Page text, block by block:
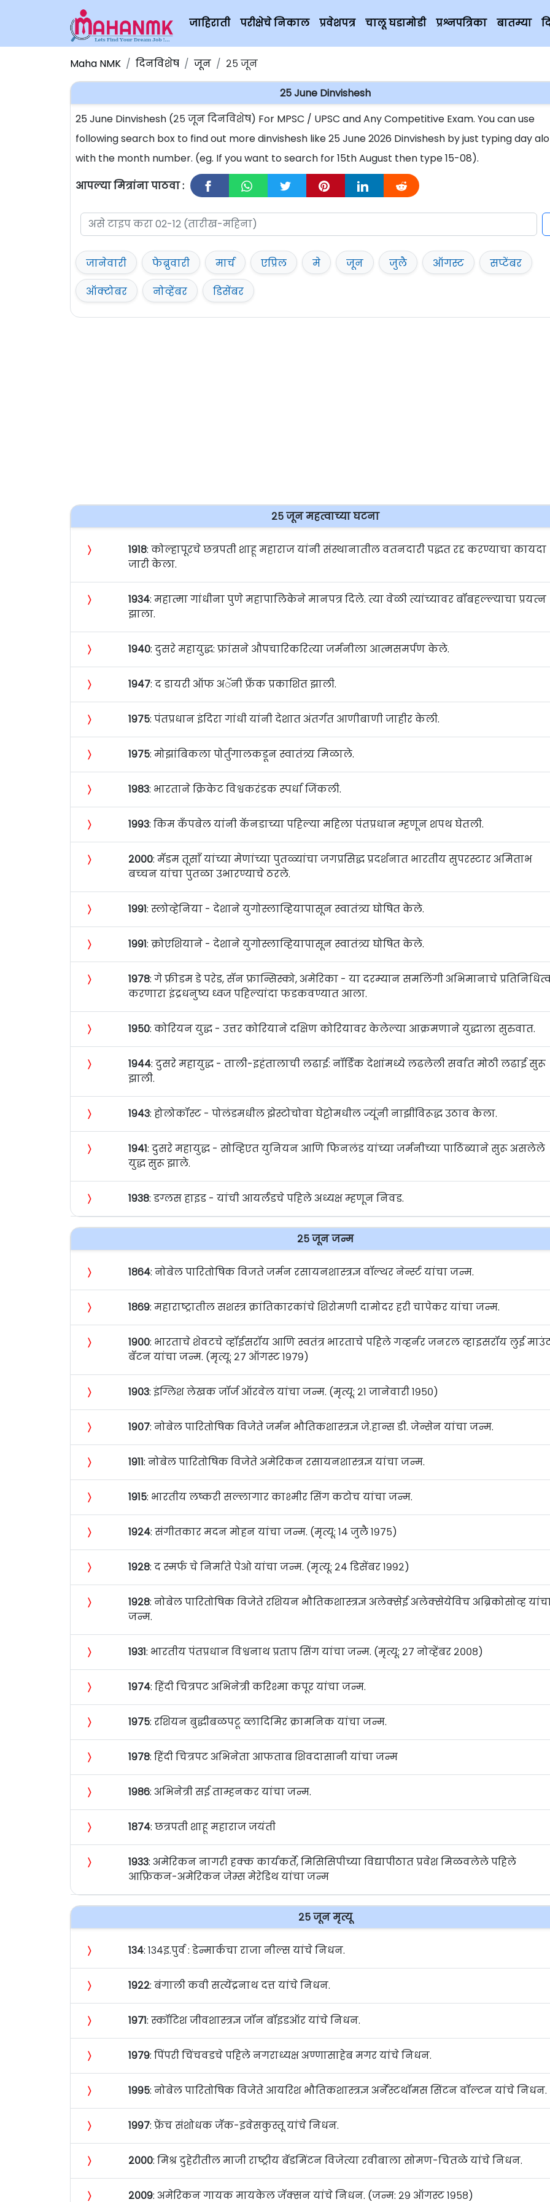
जाहिराती परीक्षेचे निकाल प्रवेशपत्र चालू घडामोडी प्रश्नपत्रिका बातम्या
Maha NMK दिनविशेष जून २५ जून
25 June Dinvishesh
25 June Dinvishesh (२५ जून दिनविशेष) For MPSC / UPSC and Any Competitive Exam. You can use
following search box to find out more dinvishesh like 25 June 2026 Dinvishesh by just typing day
with the month number. (eg. If you want to search for 15th August then type 15-08).
आपल्या मित्रांना पाठवा :
जानेवारी फेब्रुवारी मार्च एप्रिल मे जून जुलै ऑगस्ट
सप्टेंबर
ऑक्टोबर
नोव्हेंबर डिसेंबर
२५ जून महत्वाच्या घटना
〉 १९१८: कोल्हापूरचे छत्रपती शाहू महाराज यांनी संस्थानातील वतनदारी पद्धत रद्द करण्याचा कायदा
जारी केला.
〉 १९३४: महात्मा गांधीना पुणे महापालिकेने मानपत्र दिले. त्या वेळी त्यांच्यावर बॉबहल्ल्याचा प्रयत्‍न
झाला.
〉 १९४०: दुसरे महायुद्ध: फ्रांसने औपचारिकरित्या जर्मनीला आत्मसमर्पण केले.
〉 १९४७: द डायरी ऑफ अॅनी फ्रँक प्रकाशित झाली.
〉 १९७५: पंतप्रधान इंदिरा गांधी यांनी देशात अंतर्गत आणीबाणी जाहीर केली.
〉 १९७५: मोझांबिकला पोर्तुगालकडून स्वातंत्र्य मिळाले.
〉 १९८३: भारताने क्रिकेट विश्वकरंडक स्पर्धा जिंकली.
〉 १९९३: किम कॅंपबेल यांनी कॅनडाच्या पहिल्या महिला पंतप्रधान म्हणून शपथ घेतली.
〉 २०००: मॅडम तूसाँ यांच्या मेणांच्या पुतळ्यांचा जगप्रसिद्ध प्रदर्शनात भारतीय सुपरस्टार अमिताभ
बच्‍चन यांचा पुतळा उभारण्याचे ठरले.
〉 १९९१: स्लोव्हेनिया - देशाने युगोस्लाव्हियापासून स्वातंत्र्य घोषित केले.
〉 १९९१: क्रोएशियाने - देशाने युगोस्लाव्हियापासून स्वातंत्र्य घोषित केले.
〉 १९७८: गे फ्रीडम डे परेड, सॅन फ्रान्सिस्को, अमेरिका - या दरम्यान समलिंगी अभिमानाचे
करणारा इंद्रधनुष्य ध्वज पहिल्यांदा फडकवण्यात आला.
〉 १९५०: कोरियन युद्ध - उत्तर कोरियाने दक्षिण कोरियावर केलेल्या आक्रमणाने युद्धाला सुरुवात.
〉 १९४४: दुसरे महायुद्ध - ताली-इहंतालाची लढाई: नॉर्डिक देशांमध्ये लढलेली सर्वात मोठी लढाई सुरू
झाली.
〉 १९४३: होलोकॉस्ट - पोलंडमधील झेस्टोचोवा घेट्टोमधील ज्यूंनी नाझींविरूद्ध उठाव केला.
〉 १९४१: दुसरे महायुद्ध - सोव्हिएत युनियन आणि फिनलंड यांच्या जर्मनीच्या पाठिंब्याने सुरू असलेले
युद्ध सुरू झाले.
〉 १९३८: डग्लस हाइड - यांची आयर्लंडचे पहिले अध्यक्ष म्हणून निवड.
२५ जून जन्म
〉 १८६४: नोबेल पारितोषिक विजते जर्मन रसायनशास्त्रज्ञ वॉल्थर नेर्न्स्ट यांचा जन्म.
〉 १८६९: महाराष्ट्रातील सशस्त्र क्रांतिकारकांचे शिरोमणी दामोदर हरी चापेकर यांचा जन्म.
〉 १९००: भारताचे शेवटचे व्हॉईसरॉय आणि स्वतंत्र भारताचे पहिले गव्हर्नर जनरल व्हाइसरॉय लुई
बॅटन यांचा जन्म. (मृत्यू: २७ ऑगस्ट १९७९)
〉 १९०३: इंग्लिश लेखक जॉर्ज ऑरवेल यांचा जन्म. (मृत्यू: २१ जानेवारी १९५०)
〉 १९०७: नोबेल पारितोषिक विजेते जर्मन भौतिकशास्त्रज्ञ जे.हान्स डी. जेन्सेन यांचा जन्म.
〉 १९११: नोबेल पारितोषिक विजेते अमेरिकन रसायनशास्त्रज्ञ यांचा जन्म.
〉 १९१५: भारतीय लष्करी सल्लागार काश्मीर सिंग कटोच यांचा जन्म.
〉 १९२४: संगीतकार मदन मोहन यांचा जन्म. (मृत्यू: १४ जुलै १९७५)
〉 १९२८: द स्मर्फ चे निर्माते पेओ यांचा जन्म. (मृत्यू: २४ डिसेंबर १९९२)
〉 १९२८: नोबेल पारितोषिक विजेते रशियन भौतिकशास्त्रज्ञ अलेक्सेई अलेक्सेयेविच अब्रिकोसोव्ह
जन्म.
〉 १९३१: भारतीय पंतप्रधान विश्वनाथ प्रताप सिंग यांचा जन्म. (मृत्यू: २७ नोव्हेंबर २००८)
〉 १९७४: हिंदी चित्रपट अभिनेत्री करिश्मा कपूर यांचा जन्म.
〉 १९७५: रशियन बुद्धीबळपटू व्लादिमिर क्रामनिक यांचा जन्म.
〉 १९७८: हिंदी चित्रपट अभिनेता आफताब शिवदासानी यांचा जन्म
〉 १९८६: अभिनेत्री सई ताम्हनकर यांचा जन्म.
〉 १८७४: छत्रपती शाहू महाराज जयंती
〉 १९३३: अमेरिकन नागरी हक्क कार्यकर्ते, मिसिसिपीच्या विद्यापीठात प्रवेश मिळवलेले पहिले
आफ्रिकन-अमेरिकन जेम्स मेरेडिथ यांचा जन्म
२५ जून मृत्यू
〉 १३४: १३४इ.पुर्व : डेन्मार्कचा राजा नील्स यांचे निधन.
〉 १९२२: बंगाली कवी सत्येंद्रनाथ दत्त यांचे निधन.
〉 १९७१: स्कॉटिश जीवशास्त्रज्ञ जॉन बॉइडऑर यांचे निधन.
〉 १९७९: पिंपरी चिंचवडचे पहिले नगराध्यक्ष अण्णासाहेब मगर यांचे निधन.
〉 १९९५: नोबेल पारितोषिक विजेते आयरिश भौतिकशास्त्रज्ञ अर्नेस्टथॉमस सिंटन वॉल्टन यांचे निधन.
〉 १९९७: फ्रेंच संशोधक जॅक-इवेसकुस्तू यांचे निधन.
〉 २०००: मिश्र दुहेरीतील माजी राष्ट्रीय बॅडमिंटन विजेत्या रवीबाला सोमण-चितळे यांचे निधन.
〉 २००९: अमेरिकन गायक मायकेल जॅक्सन यांचे निधन. (जन्म: २९ ऑगस्ट १९५८)